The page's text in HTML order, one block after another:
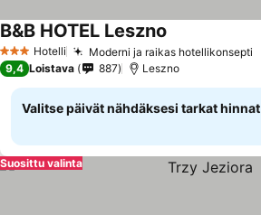
3 Tähtiluokitus
Hotelli Moderni ja raikas hotellikonsepti
B&B HOTEL Leszno
9,4 Loistava 887 Leszno
Valitse päivät nähdäksesi tarkat hinnat
Suosittu valinta